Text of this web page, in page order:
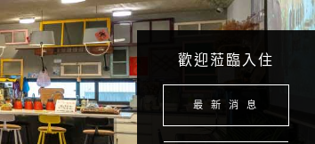
歡迎蒞臨入住
最 新 消 息